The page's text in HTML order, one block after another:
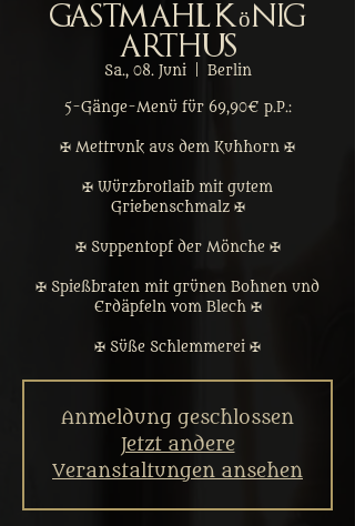
Gastmahl König
Arthus
Sa., 08. Juni
  |
Berlin
5-Gänge-Menü für 69,90€ p.P.:
✠ Mettrunk aus dem Kuhhorn ✠
✠ Würzbrotlaib mit gutem
Griebenschmalz ✠
✠ Suppentopf der Mönche ✠
✠ Spießbraten mit grünen Bohnen und
Erdäpfeln vom Blech ✠
✠ Süße Schlemmerei ✠
Anmeldung geschlossen
Jetzt andere
Veranstaltungen ansehen